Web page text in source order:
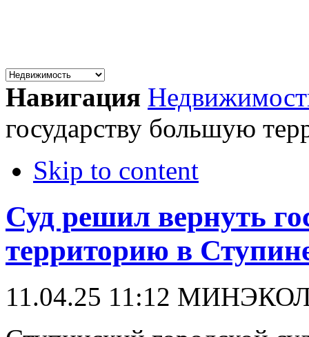
Навигация
государству большую
Skip to content
Суд решил вернуть
территорию в
11.04.25 11:12